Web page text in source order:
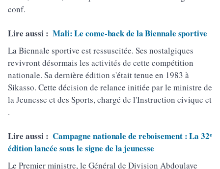
conf.
Lire aussi : Mali: Le come-back de la Biennale sportive
La Biennale sportive est ressuscitée. Ses nostalgiques
revivront désormais les activités de cette compétition
nationale. Sa dernière édition s'était tenue en 1983 à
Sikasso. Cette décision de relance initiée par le ministre de
la Jeunesse et des Sports, chargé de l'Instruction civique et
.
Lire aussi : Campagne nationale de reboisement : La 32ᵉ
édition lancée sous le signe de la jeunesse
Le Premier ministre, le Général de Division Abdoulaye